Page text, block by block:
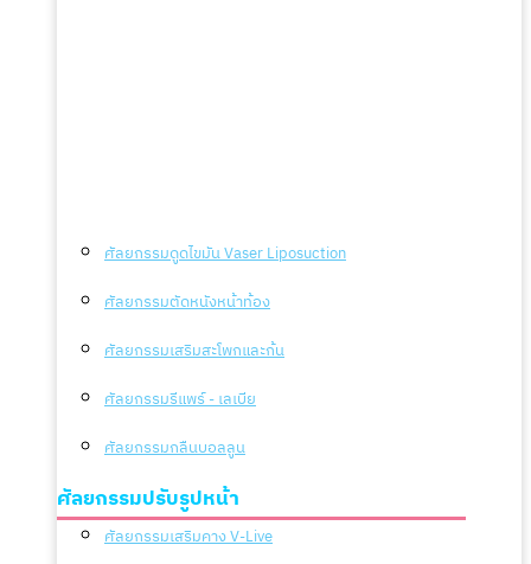
ศัลยกรรมดูดไขมัน Vaser Liposuction
ศัลยกรรมตัดหนังหน้าท้อง
ศัลยกรรมเสริมสะโพกและก้น
ศัลยกรรมรีแพร์ - เลเบีย
ศัลยกรรมกลืนบอลลูน
ศัลยกรรมปรับรูปหน้า
ศัลยกรรมเสริมคาง V-Live